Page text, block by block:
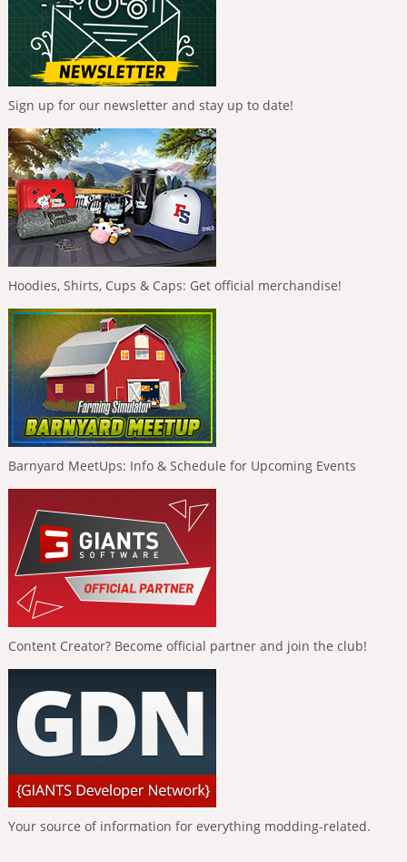
Sign up for our newsletter and stay up to date!
Hoodies, Shirts, Cups & Caps: Get official merchandise!
Barnyard MeetUps: Info & Schedule for Upcoming Events
Content Creator? Become official partner and join the club!
Your source of information for everything modding-related.